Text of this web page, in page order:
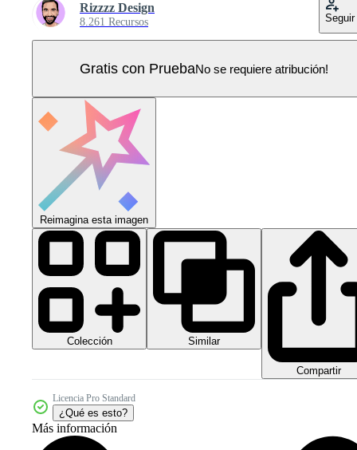
Rizzzz Design
8.261 Recursos Seguir
Gratis con PruebaNo se requiere atribución!
Reimagina esta imagen
Colección Similar
Compartir
Licencia Pro Standard
¿Qué es esto?
Más información